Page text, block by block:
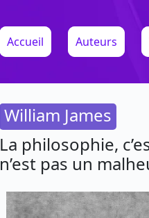
Accueil Auteurs
William James
La philosophie,
n’est pas un